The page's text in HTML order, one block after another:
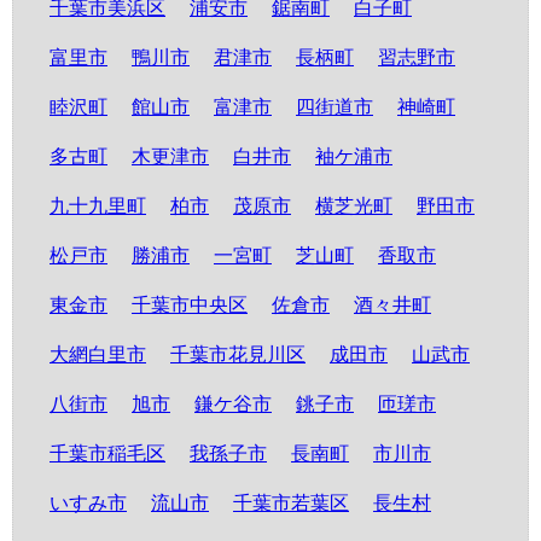
千葉市美浜区 浦安市 鋸南町 白子町
富里市 鴨川市 君津市 長柄町 習志野市
睦沢町 館山市 富津市 四街道市 神崎町
多古町 木更津市 白井市 袖ケ浦市
九十九里町 柏市 茂原市 横芝光町 野田市
松戸市 勝浦市 一宮町 芝山町 香取市
東金市 千葉市中央区 佐倉市 酒々井町
大網白里市 千葉市花見川区 成田市 山武市
八街市 旭市 鎌ケ谷市 銚子市 匝瑳市
千葉市稲毛区 我孫子市 長南町 市川市
いすみ市 流山市 千葉市若葉区 長生村